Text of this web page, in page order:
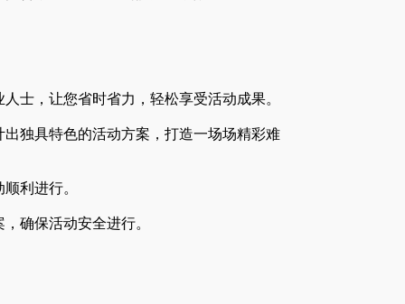
士，让您省时省力，轻松享受活动成果。
独具特色的活动方案，打造一场场精彩难
利进行。
确保活动安全进行。